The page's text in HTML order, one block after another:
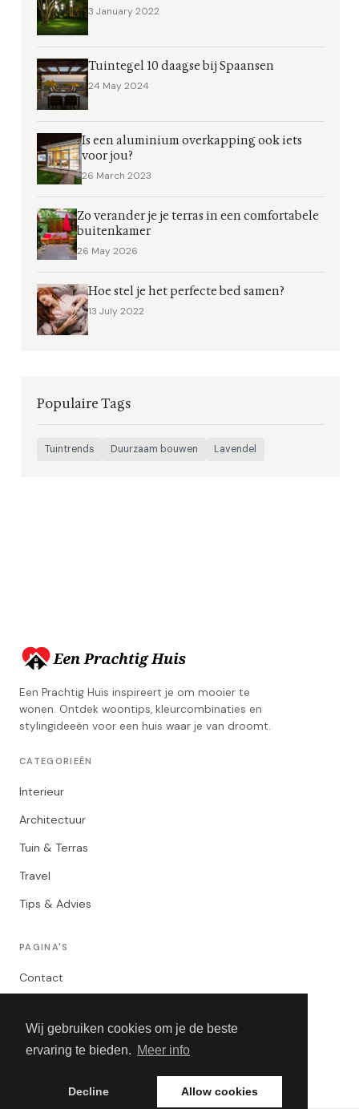
Wij gebruiken cookies om je de beste
ervaring te bieden. Meer info
Decline Allow cookies
3 January 2022
Tuintegel 10 daagse bij Spaansen
24 May 2024
Is een aluminium overkapping ook iets
voor jou?
26 March 2023
Zo verander je je terras in een comfortabele
buitenkamer
26 May 2026
Hoe stel je het perfecte bed samen?
13 July 2022
Populaire Tags
Tuintrends Duurzaam bouwen Lavendel
Een Prachtig Huis inspireert je om mooier te
wonen. Ontdek woontips, kleurcombinaties en
stylingideeën voor een huis waar je van droomt.
CATEGORIEËN
Interieur
Architectuur
Tuin & Terras
Travel
Tips & Advies
PAGINA'S
Contact
Algemene Voorwaarden
Adverteren